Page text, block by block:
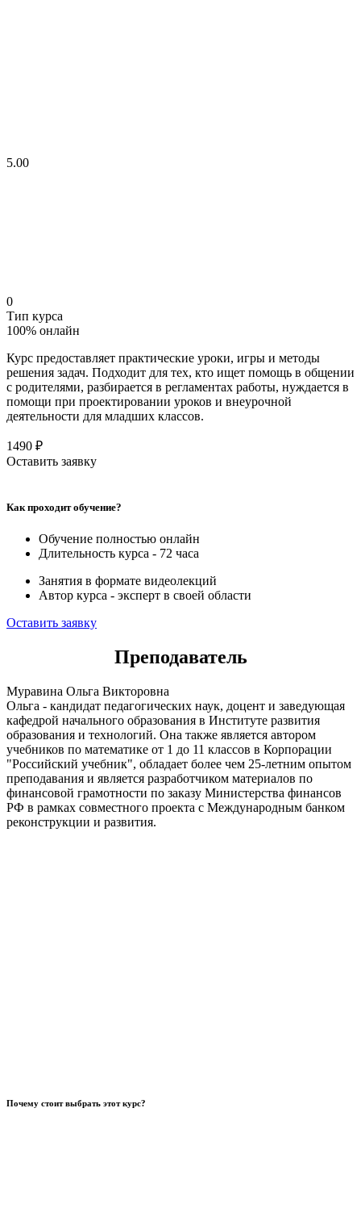
5.00
0
Тип курса
100% онлайн
Курс предоставляет практические уроки, игры и методы
решения задач. Подходит для тех, кто ищет помощь в общении
с родителями, разбирается в регламентах работы, нуждается в
помощи при проектировании уроков и внеурочной
деятельности для младших классов.
1490 ₽
Оставить заявку
Как проходит обучение?
Обучение полностью онлайн
Длительность курса - 72 часа
Занятия в формате видеолекций
Автор курса - эксперт в своей области
Оставить заявку
Преподаватель
Муравина Ольга Викторовна
Ольга - кандидат педагогических наук, доцент и заведующая
кафедрой начального образования в Институте развития
образования и технологий. Она также является автором
учебников по математике от 1 до 11 классов в Корпорации
"Российский учебник", обладает более чем 25-летним опытом
преподавания и является разработчиком материалов по
финансовой грамотности по заказу Министерства финансов
РФ в рамках совместного проекта с Международным банком
реконструкции и развития.
Почему стоит выбрать этот курс?